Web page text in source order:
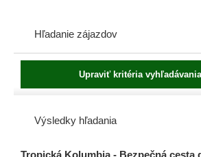
Hľadanie zájazdov
Výsledky hľadania
Tropická Kolumbia - Bezpečná cesta